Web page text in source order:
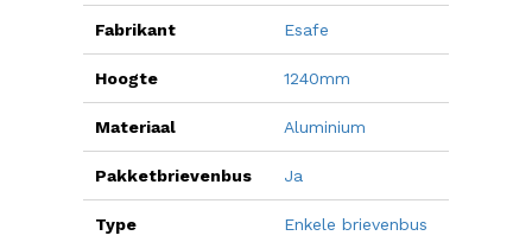
Fabrikant Esafe
Hoogte 1240mm
Materiaal Aluminium
Pakketbrievenbus Ja
Type Enkele brievenbus